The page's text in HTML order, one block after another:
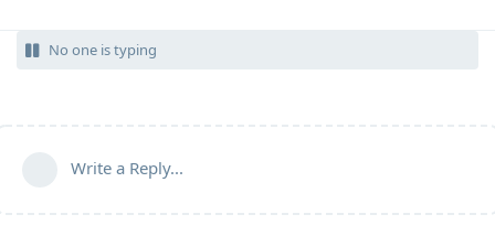
No one is typing
Write a Reply...